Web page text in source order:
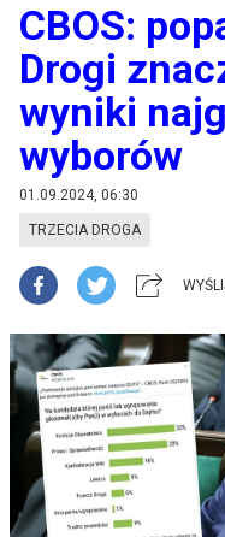
CBOS:
Drogi
wyniki
wyborów
01.09.2024, 06:30
TRZECIA DROGA